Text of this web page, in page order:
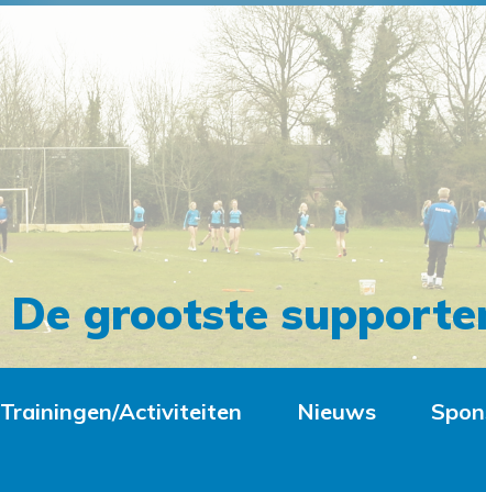
De grootste
Trainingen/Activiteiten Nieuws